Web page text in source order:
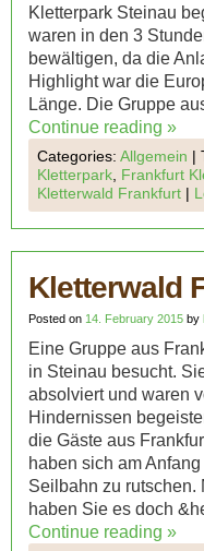
Kletterpark Steinau
waren in den 3
bewältigen, da die
Highlight war die
Länge. Die Gruppe
Continue reading »
Categories: Allgemein |
Kletterpark Frankfurt
Kletterwald Frankfurt |
Kletterwald
Posted on 14. February 2015 by
Eine Gruppe aus
in Steinau besucht.
absolviert und waren
Hindernissen
die Gäste aus
haben sich am
Seilbahn zu
haben Sie es doch
Continue reading »